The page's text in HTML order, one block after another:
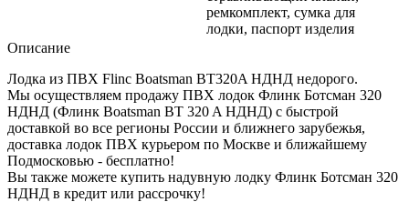
ремкомплект, сумка для
лодки, паспорт изделия
Описание
Лодка из ПВХ Flinc Boatsman BT320A НДНД недорого.
Мы осуществляем продажу ПВХ лодок Флинк Ботсман 320
НДНД (Флинк Boatsman BT 320 A НДНД) с быстрой
доставкой во все регионы России и ближнего зарубежья,
доставка лодок ПВХ курьером по Москве и ближайшему
Подмосковью - бесплатно!
Вы также можете купить надувную лодку Флинк Ботсман 320
НДНД в кредит или рассрочку!